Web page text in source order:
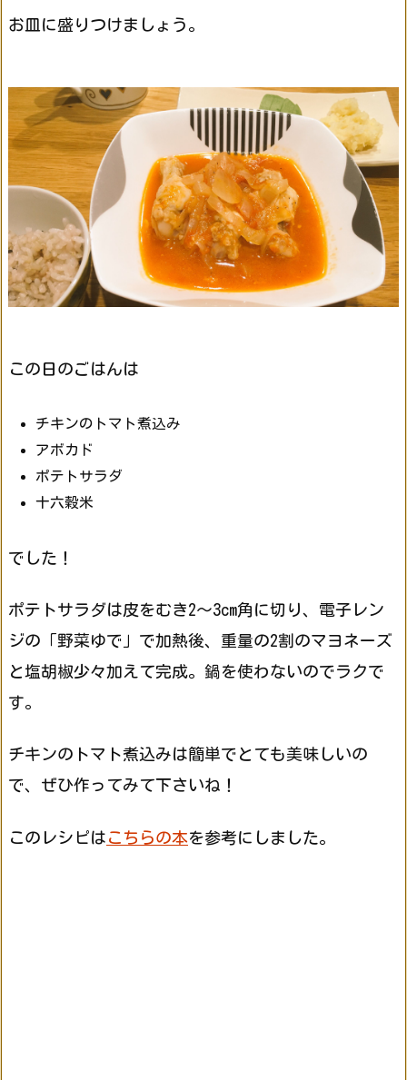
お皿に盛りつけましょう。
この日のごはんは
チキンのトマト煮込み
アボカド
ポテトサラダ
十六穀米
でした！
ポテトサラダは皮をむき2〜3cm角に切り、電子レン
ジの「野菜ゆで」で加熱後、重量の2割のマヨネーズ
と塩胡椒少々加えて完成。鍋を使わないのでラクで
す。
チキンのトマト煮込みは簡単でとても美味しいの
で、ぜひ作ってみて下さいね！
このレシピは こちらの本を参考にしました。